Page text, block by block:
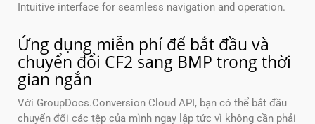
Intuitive interface for seamless navigation and operation.
Ứng dụng miễn phí để bắt đầu và
chuyển đổi CF2 sang BMP trong thời
gian ngắn
Với GroupDocs.Conversion Cloud API, bạn có thể bắt đầu
chuyển đổi các tệp của mình ngay lập tức vì không cần phải